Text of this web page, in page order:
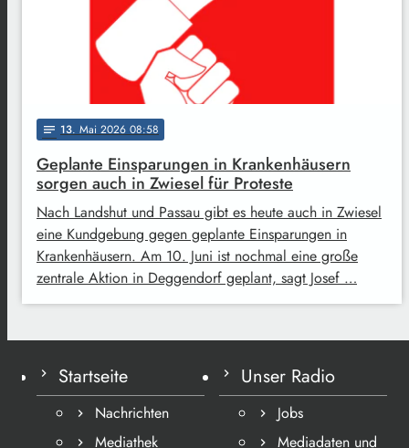
notes 13. Mai 2026 08:58
Geplante Einsparungen in Krankenhäusern
sorgen auch in Zwiesel für Proteste
Nach Landshut und Passau gibt es heute auch in Zwiesel
eine Kundgebung gegen geplante Einsparungen in
Krankenhäusern. Am 10. Juni ist nochmal eine große
zentrale Aktion in Deggendorf geplant, sagt Josef …
Startseite
Nachrichten
Mediathek
Unser Radio
Jobs
Mediadaten und